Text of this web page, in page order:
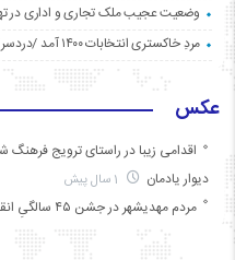
وضعیت عجیب ملک تجاری و اداری در تهران/
مردِ خاکستری انتخابات ۱۴۰۰ آمد /دردسر کلاب هاوس برای کاندیداها
عکس
اقدامی زیبا در راستای ترویج
دیوار یادمان
مردم مهدیشهر در جشن ۴۵ سالگیِ انقلاب